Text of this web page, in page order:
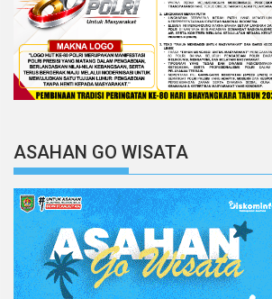
ASAHAN GO WISATA